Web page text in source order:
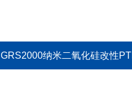
GRS2000纳米二氧化硅改性PTFE